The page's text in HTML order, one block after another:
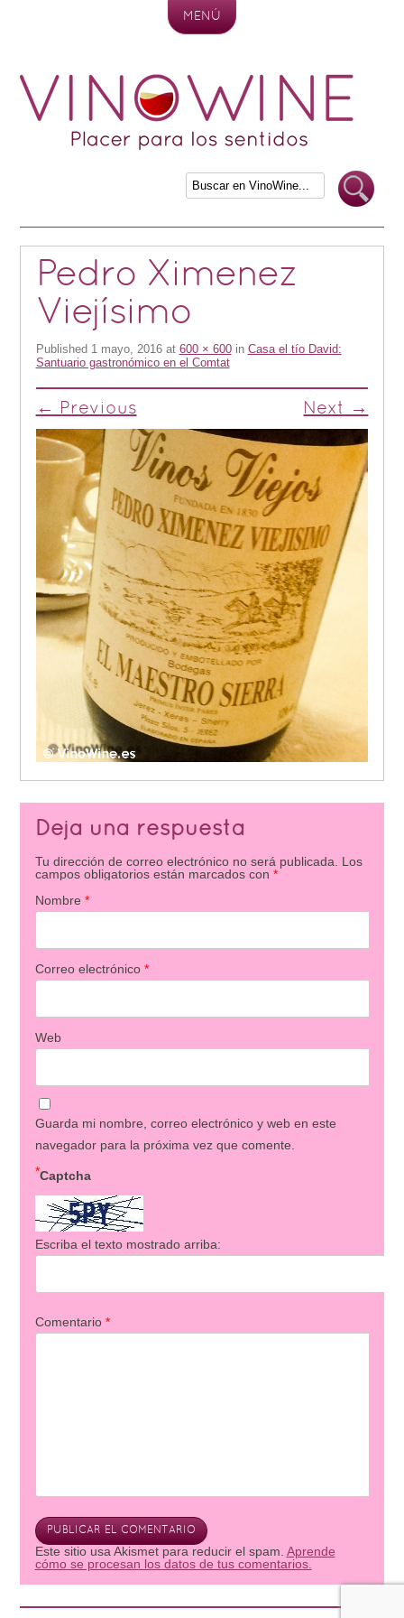
MENÚ
Pedro Ximenez
Viejísimo
Published 1 mayo, 2016at 600 × 600in Casa el tío David:
Santuario gastronómico en el Comtat
← Previous Next →
Deja una respuesta
Tu dirección de correo electrónico no será publicada. Los
campos obligatorios están marcados con *
Nombre *
Correo electrónico *
Web
Guarda mi nombre, correo electrónico y web en este
navegador para la próxima vez que comente.
Captcha
*
Escriba el texto mostrado arriba:
Comentario *
Este sitio usa Akismet para reducir el spam. Aprende
cómo se procesan los datos de tus comentarios.